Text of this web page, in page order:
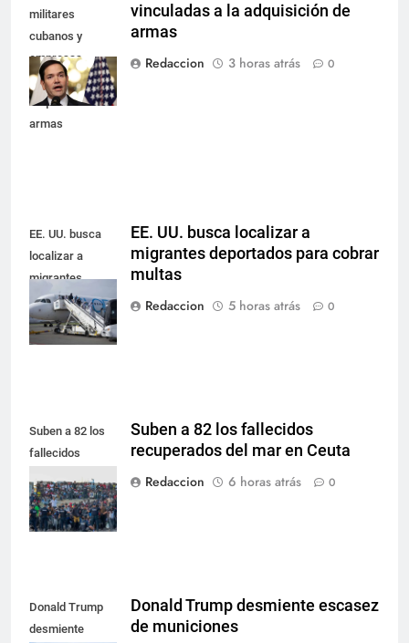
militares
cubanos y
empresas
vinculadas a la
adquisición de
armas
vinculadas a la adquisición de
armas
Redaccion
3 horas atrás 0
EE. UU. busca
localizar a
migrantes
deportados para
cobrar multas
EE. UU. busca localizar a
migrantes deportados para cobrar
multas
Redaccion
5 horas atrás 0
Suben a 82 los
fallecidos
mar en Ceuta
Suben a 82 los fallecidos
recuperados del mar en Ceuta
Redaccion
6 horas atrás 0
Donald Trump
desmiente
Donald Trump desmiente escasez
de municiones